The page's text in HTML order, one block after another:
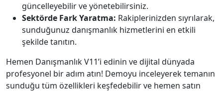
güncelleyebilir ve yönetebilirsiniz.
Sektörde Fark Yaratma: Rakiplerinizden sıyrılarak,
sunduğunuz danışmanlık hizmetlerini en etkili
şekilde tanıtın.
Hemen Danışmanlık V11’i edinin ve dijital dünyada
profesyonel bir adım atın! Demoyu inceleyerek temanın
sunduğu tüm özellikleri keşfedebilir ve hemen satın